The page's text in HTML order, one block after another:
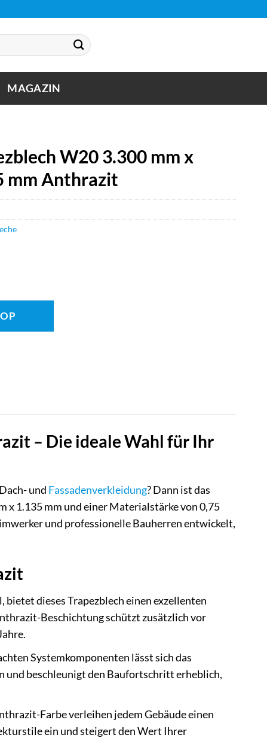
MAGAZIN
W20 3.300 mm x
mm Anthrazit
– Die ideale Wahl für Ihr
und Fassadenverkleidung? Dann ist das
x 1.135 mm und einer Materialstärke von 0,75
und professionelle Bauherren entwickelt,
dieses Trapezblech einen exzellenten
Beschichtung schützt zusätzlich vor
Systemkomponenten lässt sich das
und beschleunigt den Baufortschritt erheblich,
Farbe verleihen jedem Gebäude einen
ein und steigert den Wert Ihrer